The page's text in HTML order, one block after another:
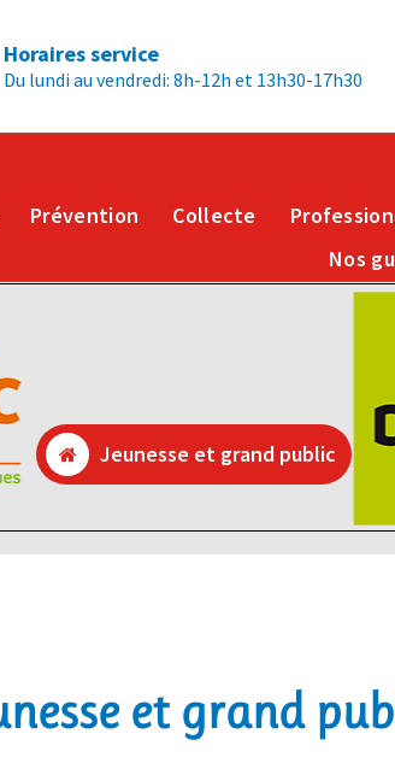
Horaires service
Du lundi au vendredi: 8h-12h et 13h30-17h30
Prévention Collecte
Nos
et grand
Jeunesse et grand public
et grand